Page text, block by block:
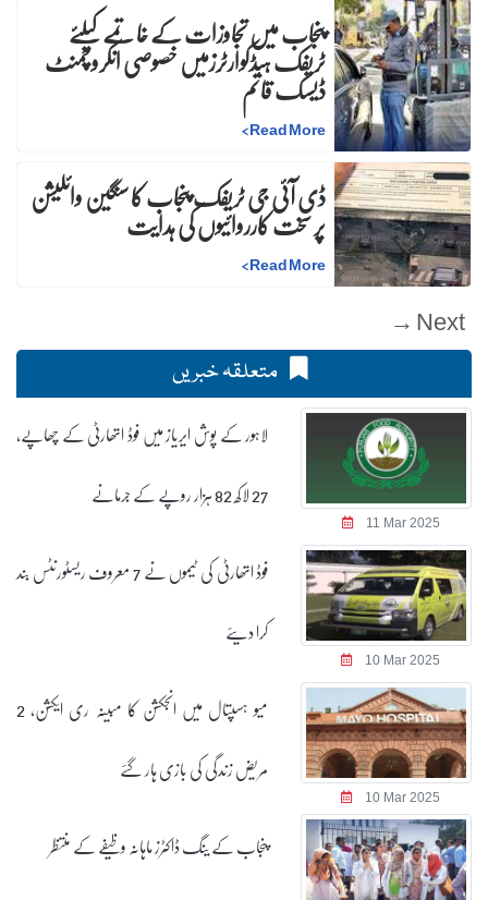
پنجاب میں تجاوزات کے خاتمے کیلئے
ٹریفک ہیڈکوارٹرزمیں خصوصی انکروچمنٹ
ڈیسک قائم
Read More
>
ڈی آئی جی ٹریفک پنجاب کا سنگین وائلیشن
پر سخت کارروائیوں کی ہدایت
Read More
>
Next →
متعلقہ خبریں
11 Mar 2025
لاہور کے پوش ایریاز میں فوڈ اتھارٹی کے چھاپے،
27 لاکھ 82 ہزار روپے کے جرمانے
10 Mar 2025
فوڈ اتھارٹی کی ٹیموں نے 7 معروف ریسٹورنٹس بند
کرا دیئے
10 Mar 2025
میو ہسپتال میں انجکشن کا مبینہ ری ایکشن، 2
مریض زندگی کی بازی ہار گئے
پنجاب کے ینگ ڈاکٹرز ماہانہ وظیفے کے منتظر